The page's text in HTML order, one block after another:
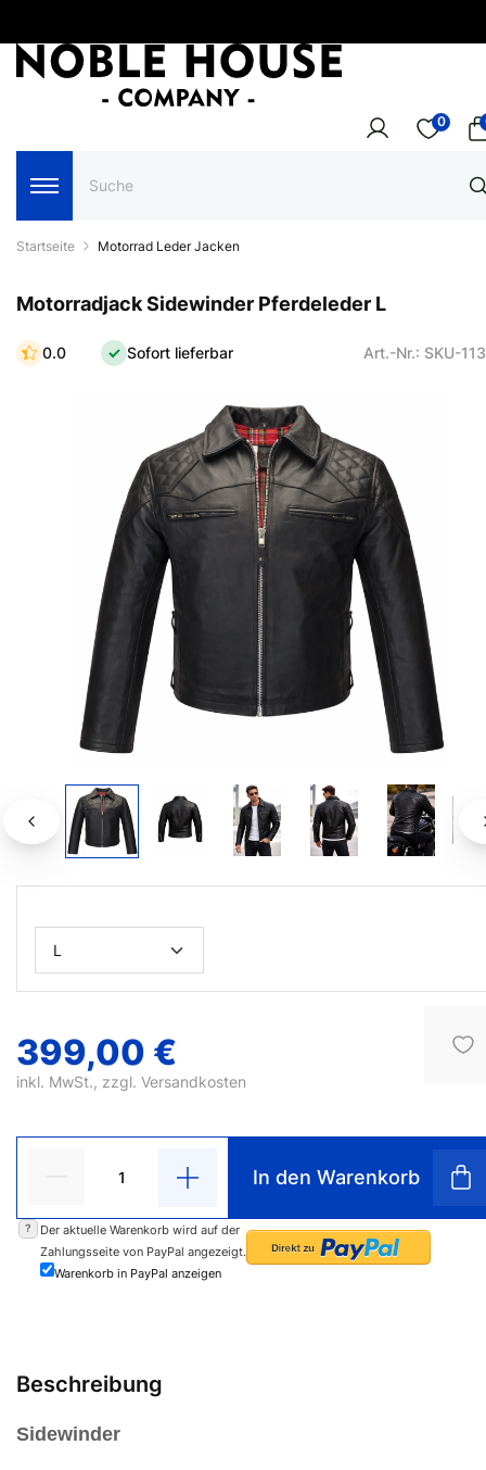
0
Startseite Motorrad Leder Jacken
Motorradjack Sidewinder Pferdeleder L
0.0 Sofort lieferbar Art.-Nr.: SKU-
399,00 €
inkl. MwSt., zzgl. Versandkosten
In den Warenkorb
?
Der aktuelle Warenkorb wird auf der
Zahlungsseite von PayPal angezeigt.
Warenkorb in PayPal anzeigen
Beschreibung
Sidewinder